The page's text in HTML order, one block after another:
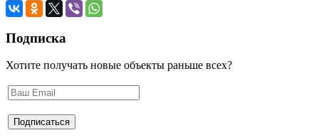
Подписка
Хотите получать новые объекты раньше всех?